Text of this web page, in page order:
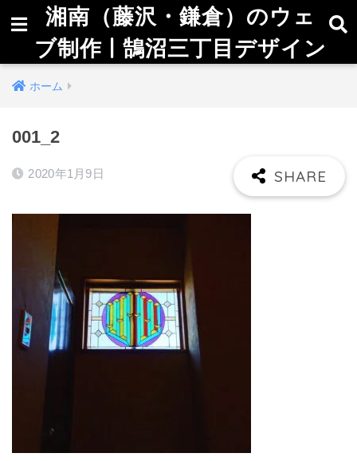
湘南（藤沢・鎌倉）のウェ
ブ制作 | 鵠沼三丁目デザイン
ホーム
001_2
2020年1月9日